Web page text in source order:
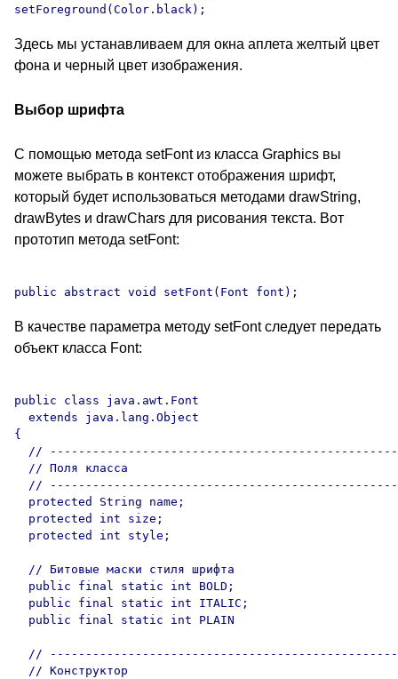
Здесь мы устанавливаем для окна аплета желтый цвет
фона и черный цвет изображения.
Выбор шрифта
С помощью метода setFont из класса Graphics вы
можете выбрать в контекст отображения шрифт,
который будет использоваться методами drawString,
drawBytes и drawChars для рисования текста. Вот
прототип метода setFont:
В качестве параметра методу setFont следует передать
объект класса Font:
public class java.awt.Font
  extends java.lang.Object
{
//
  // Поля класса
//
  protected String name;
  protected int size;
  protected int style;
  // Битовые маски стиля шрифта
  public final static int BOLD;
  public final static int ITALIC;
  public final static int PLAIN
//
  // Конструктор